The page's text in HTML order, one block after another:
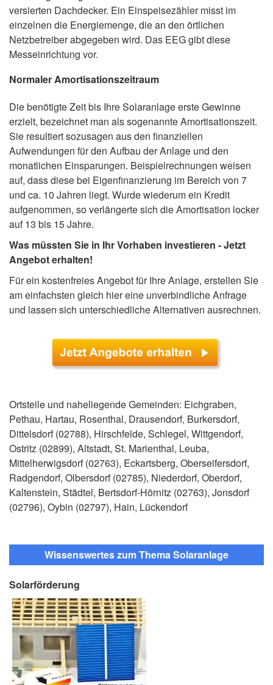
versierten Dachdecker. Ein Einspeisezähler misst im
einzelnen die Energiemenge, die an den örtlichen
Netzbetreiber abgegeben wird. Das EEG gibt diese
Messeinrichtung vor.
Normaler Amortisationszeitraum
Die benötigte Zeit bis Ihre Solaranlage erste Gewinne
erzielt, bezeichnet man als sogenannte Amortisationszeit.
Sie resultiert sozusagen aus den finanziellen
Aufwendungen für den Aufbau der Anlage und den
monatlichen Einsparungen. Beispielrechnungen weisen
auf, dass diese bei Eigenfinanzierung im Bereich von 7
und ca. 10 Jahren liegt. Wurde wiederum ein Kredit
aufgenommen, so verlängerte sich die Amortisation locker
auf 13 bis 15 Jahre.
Was müssten Sie in Ihr Vorhaben investieren - Jetzt
Angebot erhalten!
Für ein kostenfreies Angebot für Ihre Anlage, erstellen Sie
am einfachsten gleich hier eine unverbindliche Anfrage
und lassen sich unterschiedliche Alternativen ausrechnen.
Ortsteile und naheliegende Gemeinden: Eichgraben,
Pethau, Hartau, Rosenthal, Drausendorf, Burkersdorf,
Dittelsdorf (02788), Hirschfelde, Schlegel, Wittgendorf,
Ostritz (02899), Altstadt, St. Marienthal, Leuba,
Mittelherwigsdorf (02763), Eckartsberg, Oberseifersdorf,
Radgendorf, Olbersdorf (02785), Niederdorf, Oberdorf,
Kaltenstein, Städtel, Bertsdorf-Hörnitz (02763), Jonsdorf
(02796), Oybin (02797), Hain, Lückendorf
Wissenswertes zum Thema Solaranlage
Solarförderung